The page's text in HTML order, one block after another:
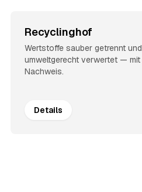
Recyclinghof
Wertstoffe sauber getrennt und
umweltgerecht verwertet — mit
Nachweis.
Details